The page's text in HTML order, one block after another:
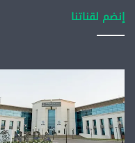
إنضم لقناتنا